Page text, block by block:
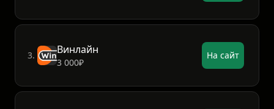
3. Винлайн
3 000₽
На сайт